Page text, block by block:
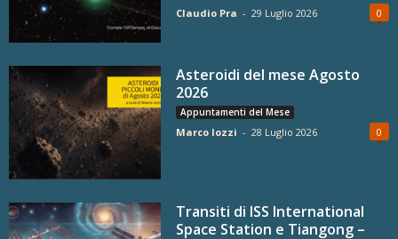
Claudio Pra - 29 Luglio 2026 0
Asteroidi del mese Agosto
2026
Appuntamenti del Mese
Marco Iozzi - 28 Luglio 2026 0
Transiti di ISS International
Space Station e Tiangong –